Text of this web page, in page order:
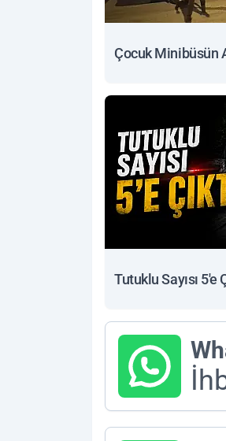
Çocuk Minibüsün
Tutuklu Sayısı 5'e